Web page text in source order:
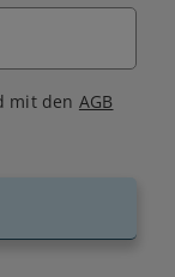
mit den AGB